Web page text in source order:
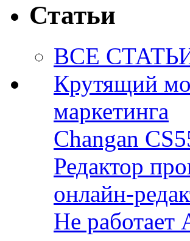
Статьи
ВСЕ
Крутящий
маркетинга
Changan
Редактор
онлайн-
Не работает